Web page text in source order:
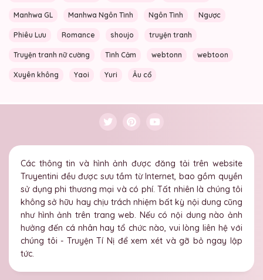
Manhwa GL Manhwa Ngôn Tình Ngôn Tình Ngược
Phiêu Lưu Romance shoujo truyện tranh
Truyện tranh nữ cường Tình Cảm webtonn webtoon
Xuyên không Yaoi Yuri Âu cổ
Các thông tin và hình ảnh được đăng tải trên website
Truyentini đều được sưu tầm từ Internet, bao gồm quyền
sử dụng phi thương mại và có phí. Tất nhiên là chúng tôi
không sở hữu hay chịu trách nhiệm bất kỳ nội dung cũng
như hình ảnh trên trang web. Nếu có nội dung nào ảnh
hưởng đến cá nhân hay tổ chức nào, vui lòng liên hệ với
chúng tôi - Truyện Tí Nị để xem xét và gỡ bỏ ngay lập
tức.